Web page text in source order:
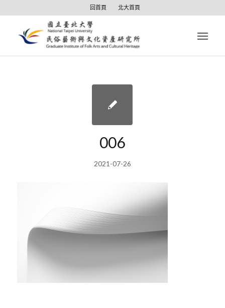
回首頁 北大首頁
006
2021-07-26